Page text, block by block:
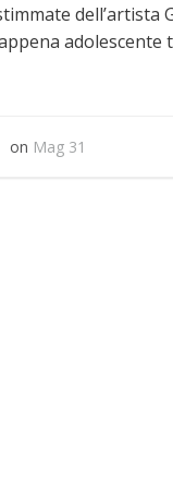
dell’artista
adolescente
on Mag 31